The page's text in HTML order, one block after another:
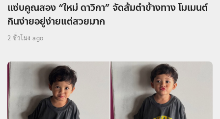
แซ่บคูณสอง “ใหม่ ดาวิกา” จัดส้มตำข้างทาง โมเมนต์
กินง่ายอยู่ง่ายแต่สวยมาก
2 ชั่วโมง ago